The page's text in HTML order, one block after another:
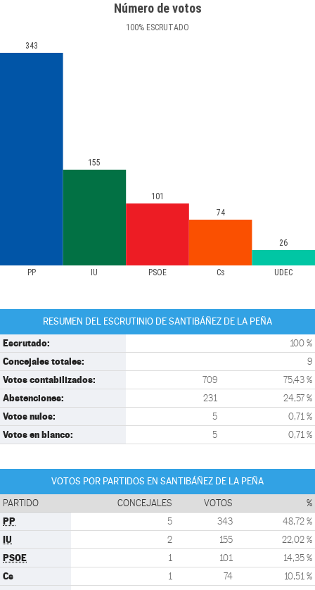
Número de votos
100% ESCRUTADO
PP IU PSOE Cs UDEC
343
155
101
74
26
RESUMEN DEL ESCRUTINIO DE SANTIBÁÑEZ DE LA PEÑA
Escrutado: 100 %
Concejales totales: 9
Votos contabilizados: 709 75,43 %
Abstenciones: 231 24,57 %
Votos nulos: 5 0,71 %
Votos en blanco: 5 0,71 %
VOTOS POR PARTIDOS EN SANTIBÁÑEZ DE LA PEÑA
PARTIDO CONCEJALES VOTOS %
PP 5 343 48,72 %
IU 2 155 22,02 %
PSOE 1 101 14,35 %
Cs 1 74 10,51 %